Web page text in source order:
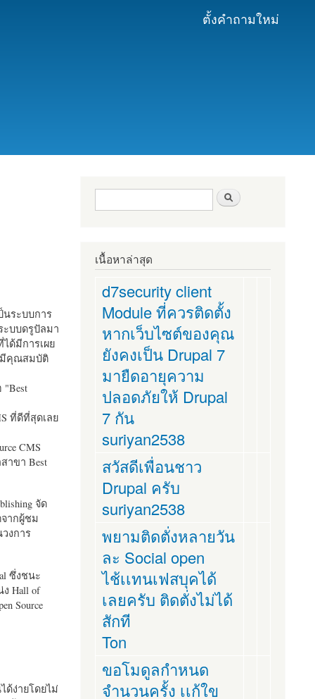
ตั้งคำถามใหม่
นระบบการ
ะบบดรูปัลมา
ด้มีการเผย
มีคุณสมบัติ
"Best
ที่ดีที่สุดเลย
CMS
าขา Best
จัด
ากผู้ชม
งการ
ซึ่งชนะ
Hall of
Source
ด้ง่ายโดยไม่
ฟอร์มค้นหา
เนื้อหาล่าสุด
d7security client
Module ที่ควรติดตั้ง
หากเว็บไซต์ของคุณ
ยังคงเป็น Drupal 7
มายืดอายุความ
ปลอดภัยให้ Drupal
7 กัน
suriyan2538
สวัสดีเพื่อนชาว
Drupal ครับ
suriyan2538
พยามติดตั่งหลายวัน
ละ Social open
ไช้เเทนเฟสบุคได้
เลยครับ ติดตั่งไม่ได้
สักที
Ton
ขอโมดูลกำหนด
จำนวนครั้ง เเก้ใข